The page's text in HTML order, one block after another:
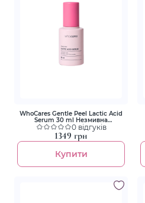
WhoCares Gentle Peel Lactic Acid
Serum 30 ml Незмивна
сироватка-пілінг із молочною
кислотою
0 відгуків
1349 грн
Купити